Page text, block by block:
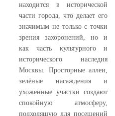
находится в исторической
части города, что делает его
значимым не только с точки
зрения захоронений, но и
как часть культурного и
исторического наследия
Москвы. Просторные аллеи,
зелёные насаждения и
ухоженные участки создают
спокойную атмосферу,
подходящую для посещений